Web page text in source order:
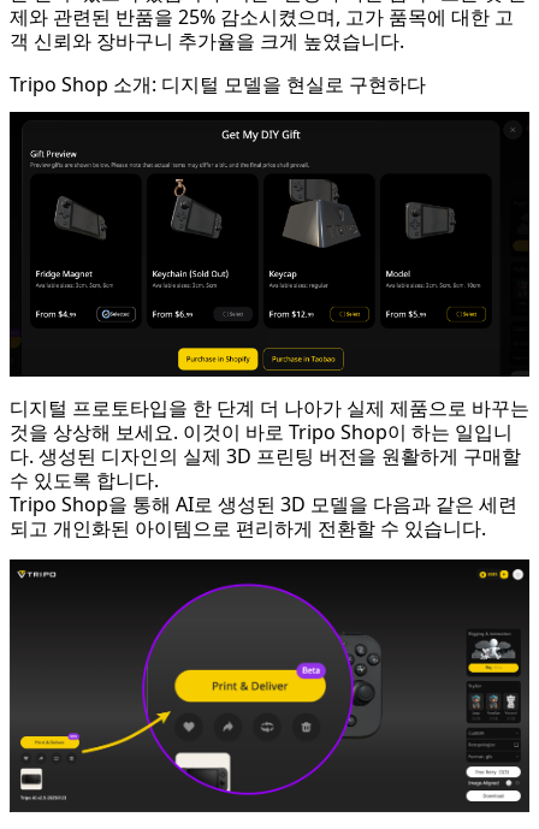
제와 관련된 반품을 25% 감소시켰으며, 고가 품목에 대한 고
객 신뢰와 장바구니 추가율을 크게 높였습니다.
Tripo Shop 소개: 디지털 모델을 현실로 구현하다
디지털 프로토타입을 한 단계 더 나아가 실제 제품으로 바꾸는
것을 상상해 보세요. 이것이 바로 Tripo Shop이 하는 일입니
다. 생성된 디자인의 실제 3D 프린팅 버전을 원활하게 구매할
수 있도록 합니다.
Tripo Shop을 통해 AI로 생성된 3D 모델을 다음과 같은 세련
되고 개인화된 아이템으로 편리하게 전환할 수 있습니다.